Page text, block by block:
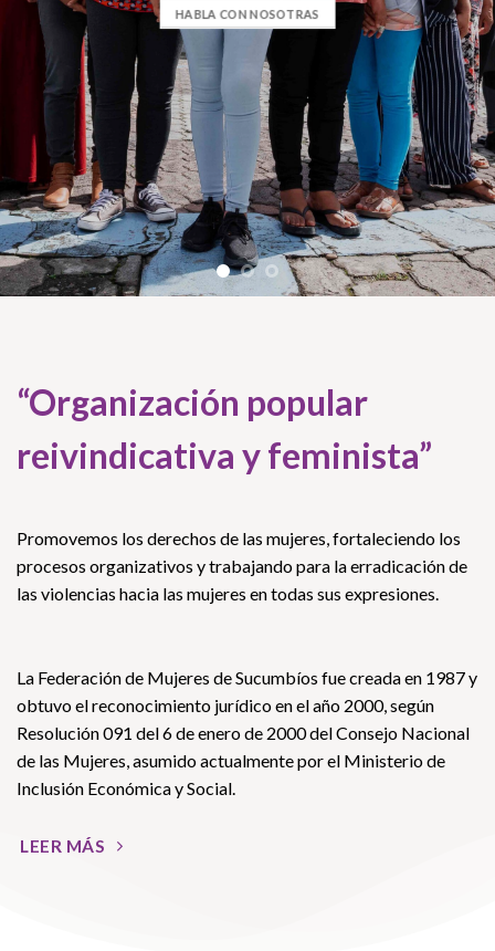
HABLA CON NOSOTRAS
“Organización popular
reivindicativa y feminista”
Promovemos los derechos de las mujeres, fortaleciendo los
procesos organizativos y trabajando para la erradicación de
las violencias hacia las mujeres en todas sus expresiones.
La Federación de Mujeres de Sucumbíos fue creada en 1987 y
obtuvo el reconocimiento jurídico en el año 2000, según
Resolución 091 del 6 de enero de 2000 del Consejo Nacional
de las Mujeres, asumido actualmente por el Ministerio de
Inclusión Económica y Social.
LEER MÁS